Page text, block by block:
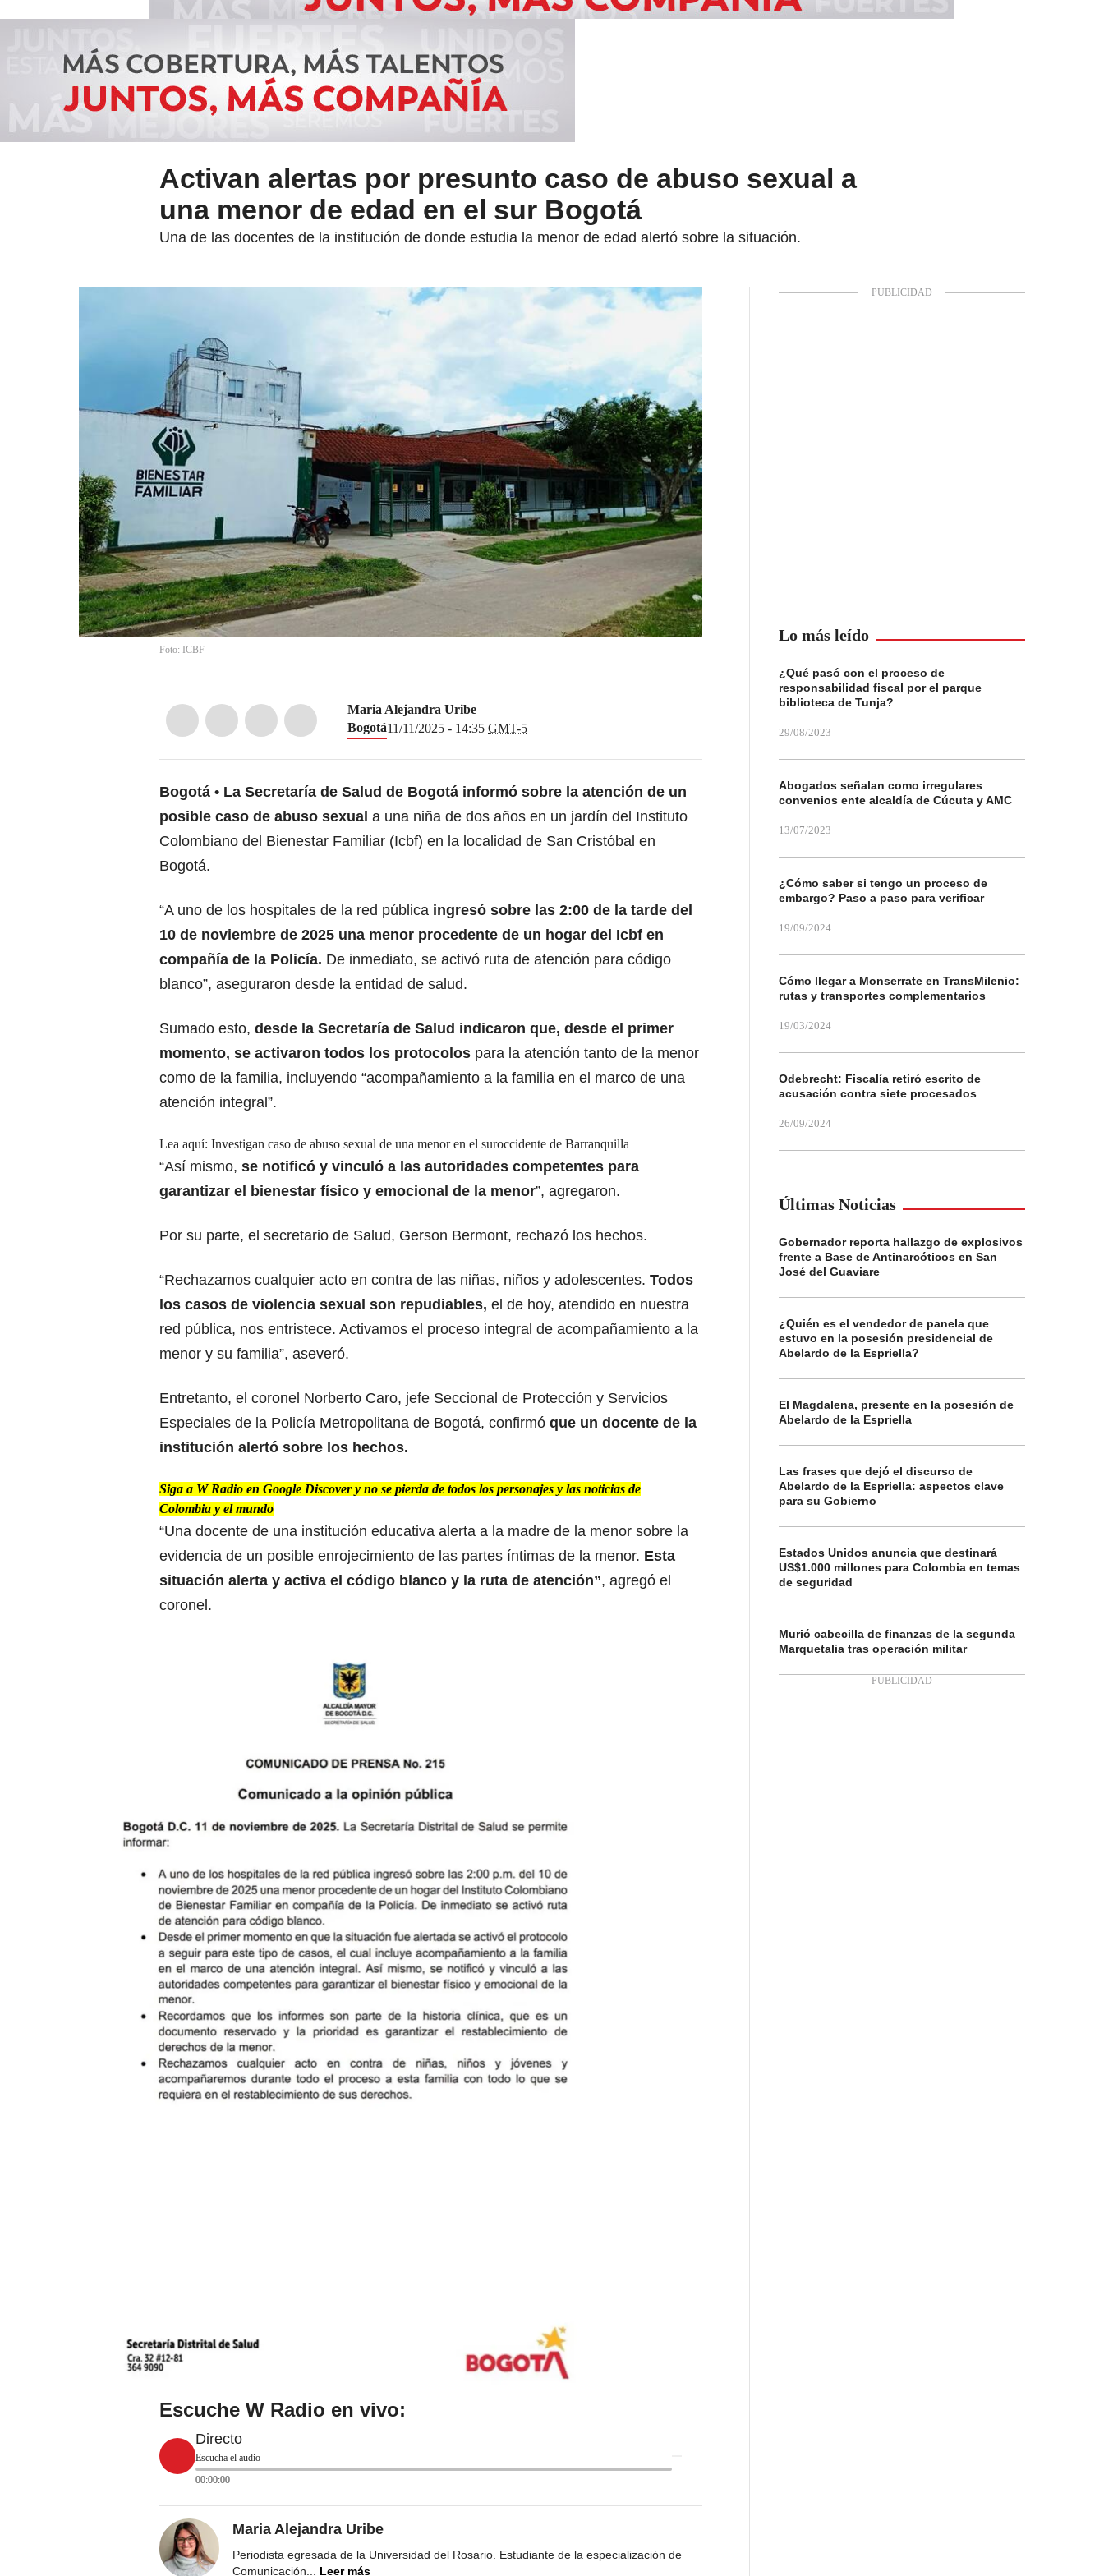
Activan alertas por presunto caso de abuso sexual a
una menor de edad en el sur Bogotá
Una de las docentes de la institución de donde estudia la menor de edad alertó sobre la situación.
Foto: ICBF
Maria Alejandra Uribe
Bogotá11/11/2025 - 14:35 GMT-5
Bogotá
La Secretaría de Salud de Bogotá informó sobre la atención de un
posible caso de abuso sexual a una niña de dos años en un jardín del Instituto
Colombiano del Bienestar Familiar (Icbf) en la localidad de San Cristóbal en
Bogotá.
“A uno de los hospitales de la red pública ingresó sobre las 2:00 de la tarde del
10 de noviembre de 2025 una menor procedente de un hogar del Icbf en
compañía de la Policía. De inmediato, se activó ruta de atención para código
blanco”, aseguraron desde la entidad de salud.
Sumado esto, desde la Secretaría de Salud indicaron que, desde el primer
momento, se activaron todos los protocolos para la atención tanto de la menor
como de la familia, incluyendo “acompañamiento a la familia en el marco de una
atención integral”.
Lea aquí: Investigan caso de abuso sexual de una menor en el suroccidente de Barranquilla
“Así mismo, se notificó y vinculó a las autoridades competentes para
garantizar el bienestar físico y emocional de la menor”, agregaron.
Por su parte, el secretario de Salud, Gerson Bermont, rechazó los hechos.
“Rechazamos cualquier acto en contra de las niñas, niños y adolescentes. Todos
los casos de violencia sexual son repudiables, el de hoy, atendido en nuestra
red pública, nos entristece. Activamos el proceso integral de acompañamiento a la
menor y su familia”, aseveró.
Entretanto, el coronel Norberto Caro, jefe Seccional de Protección y Servicios
Especiales de la Policía Metropolitana de Bogotá, confirmó que un docente de la
institución alertó sobre los hechos.
Siga a W Radio en Google Discover y no se pierda de todos los personajes y las noticias de
Colombia y el mundo
“Una docente de una institución educativa alerta a la madre de la menor sobre la
evidencia de un posible enrojecimiento de las partes íntimas de la menor. Esta
situación alerta y activa el código blanco y la ruta de atención”, agregó el
coronel.
Escuche W Radio en vivo:
Directo
Escucha el audio
00:00:00
Maria Alejandra Uribe
Periodista egresada de la Universidad del Rosario. Estudiante de la especialización de
Comunicación
Leer más
Lo más leído
¿Qué pasó con el proceso de
responsabilidad fiscal por el parque
biblioteca de Tunja?
29/08/2023
Abogados señalan como irregulares
convenios ente alcaldía de Cúcuta y AMC
13/07/2023
¿Cómo saber si tengo un proceso de
embargo? Paso a paso para verificar
19/09/2024
Cómo llegar a Monserrate en TransMilenio:
rutas y transportes complementarios
19/03/2024
Odebrecht: Fiscalía retiró escrito de
acusación contra siete procesados
26/09/2024
Últimas Noticias
Gobernador reporta hallazgo de explosivos
frente a Base de Antinarcóticos en San
José del Guaviare
¿Quién es el vendedor de panela que
estuvo en la posesión presidencial de
Abelardo de la Espriella?
El Magdalena, presente en la posesión de
Abelardo de la Espriella
Las frases que dejó el discurso de
Abelardo de la Espriella: aspectos clave
para su Gobierno
Estados Unidos anuncia que destinará
US$1.000 millones para Colombia en temas
de seguridad
Murió cabecilla de finanzas de la segunda
Marquetalia tras operación militar